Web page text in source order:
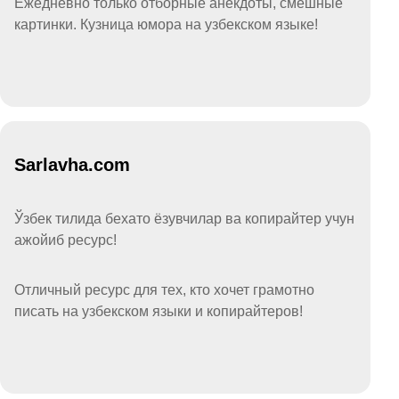
Ежедневно только отборные анекдоты, смешные
картинки. Кузница юмора на узбекском языке!
Sarlavha.com
Ўзбек тилида бехато ёзувчилар ва копирайтер учун
ажойиб ресурс!
Отличный ресурс для тех, кто хочет грамотно
писать на узбекском языки и копирайтеров!